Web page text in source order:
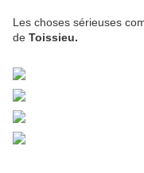
Les choses sérieuses
de Toissieu.